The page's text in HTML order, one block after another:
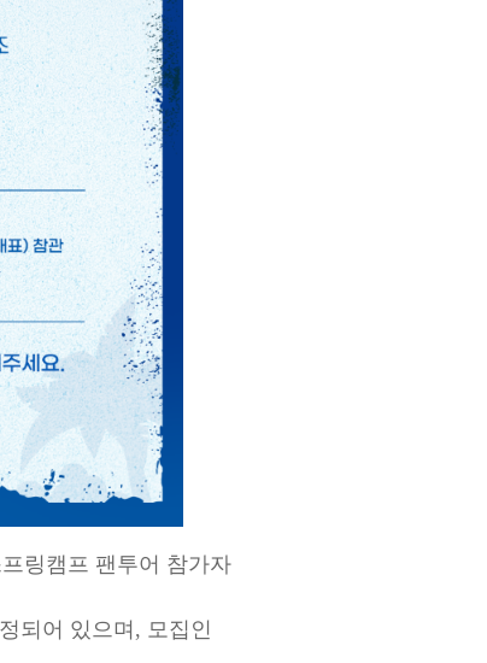
링캠프 팬투어 참가자
되어 있으며, 모집인